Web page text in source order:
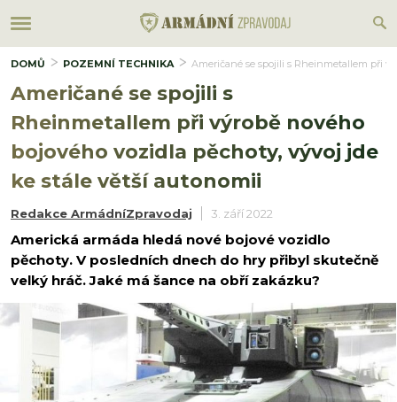
DOMŮ POZEMNÍ TECHNIKA Američané se spojili s Rheinmetallem při
Američané se spojili s
Rheinmetallem při výrobě nového
bojového vozidla pěchoty, vývoj jde
ke stále větší autonomii
Redakce ArmádníZpravodaj 3. září 2022
Americká armáda hledá nové bojové vozidlo
pěchoty. V posledních dnech do hry přibyl skutečně
velký hráč. Jaké má šance na obří zakázku?